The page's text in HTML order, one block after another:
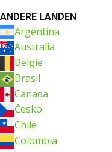
ANDERE LANDEN
Argentina
Australia
België
Brasil
Canada
Česko
Chile
Colombia